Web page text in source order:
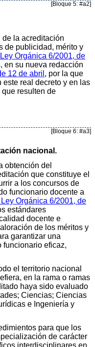
[Bloque 5: #a2]
la acreditación
de publicidad, mérito y
Ley Orgánica 6/2001, de
en su nueva redacción
12 de abril , por la que
este real decreto y en las
resulten de
[Bloque 6: #a3]
nacional.
obtención del
que constituye el
a los concursos de
funcionario docente a
Orgánica 6/2001, de
estándares
docente e
de los méritos y
garantizar una
funcionario eficaz,
el territorio nacional
en la rama o ramas
haya sido evaluado
Ciencias; Ciencias
e Ingeniería y
para que los
de carácter